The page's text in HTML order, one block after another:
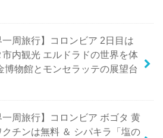
一周旅行】コロンビア 2日目は
市内観光 エルドラドの世界を体
博物館とモンセラッテの展望台
一周旅行】コロンビア ボゴタ 黄
チンは無料 ＆ シパキラ「塩の